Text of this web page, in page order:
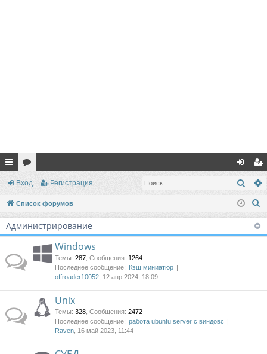
с
ы
лк
и
ор
ы
хо
д
ег
ис
тр
ац
Вход Регистрация
Список форумов
Администрирование
Windows
Темы: 287 Сообщения: 1264
Последнее сообщение: Кэш миниатюр
offroader10052 , 12 апр 2024, 18:09
Unix
Темы: 328 Сообщения: 2472
Последнее сообщение: работа ubuntu server с виндовс
Raven , 16 май 2023, 11:44